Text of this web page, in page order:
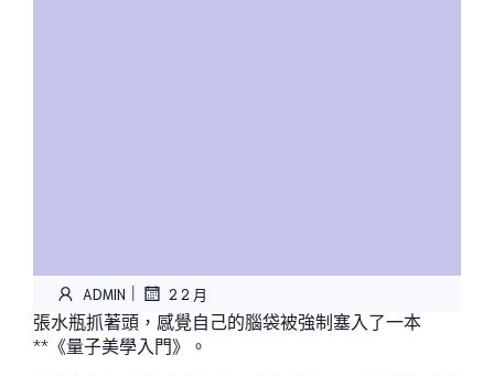
ADMIN | 2 2 月
張水瓶抓著頭，感覺自己的腦袋被強制塞入了一本
**《量子美學入門》。